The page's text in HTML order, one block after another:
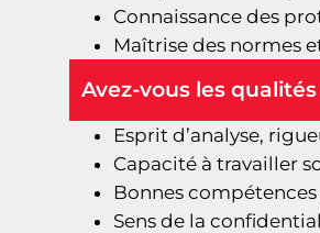
Connaissance des
Maîtrise des normes
Avez-vous les
Esprit d’analyse,
Capacité à travailler
Bonnes
Sens de la